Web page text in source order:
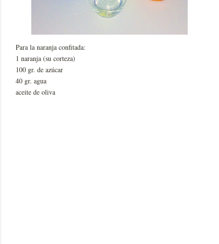
Para la naranja confitada:
1 naranja (su corteza)
100 gr. de azúcar
40 gr. agua
aceite de oliva